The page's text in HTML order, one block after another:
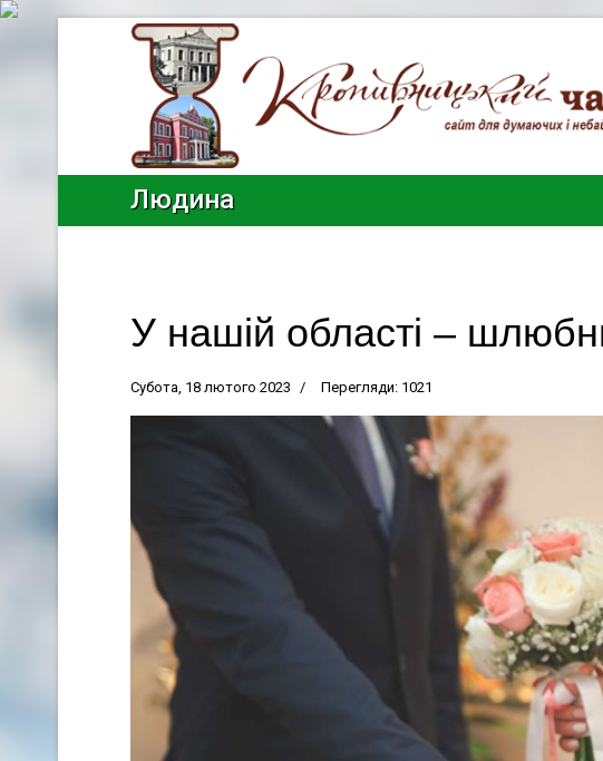
Людина
У нашій області –
Субота, 18 лютого 2023 Перегляди: 1021